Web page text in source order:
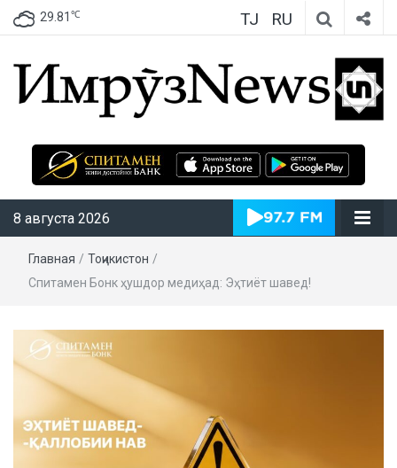
29.81 ℃ TJ RU
ИмрӯзNews
8 августа 2026
Главная / Тоҷикистон /
Спитамен Бонк ҳушдор медиҳад: Эҳтиёт шавед!